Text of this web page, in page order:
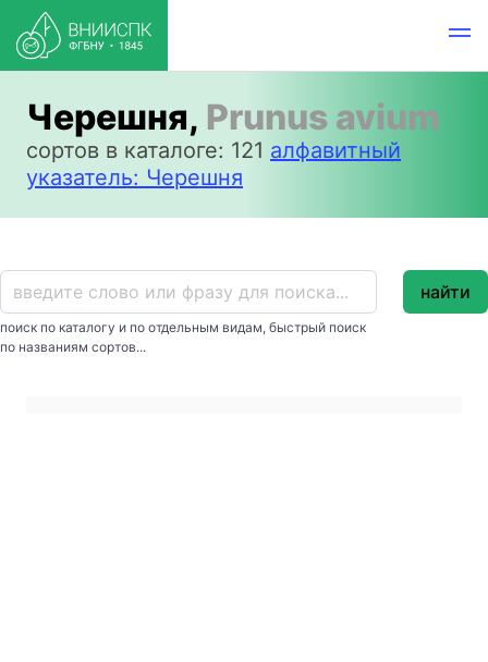
Черешня, Prunus avium
сортов в каталоге: 121 алфавитный
указатель: Черешня
поиск по каталогу и по отдельным видам, быстрый поиск
по названиям сортов...
найти